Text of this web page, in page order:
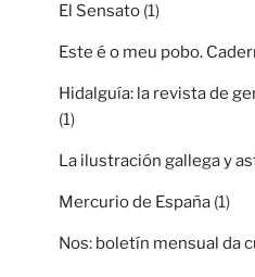
El Sensato (1)
Este é o meu pobo.
Hidalguía: la revista de
(1)
La ilustración gallega y
Mercurio de España (1)
Nos: boletín mensual da